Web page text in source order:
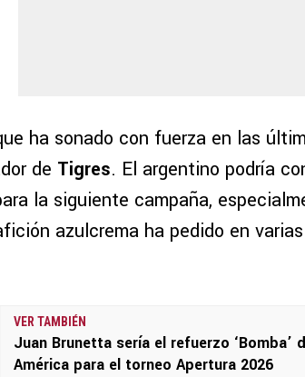
ha sonado con fuerza en las
de Tigres. El argentino podría
la siguiente campaña,
azulcrema ha pedido en
VER TAMBIÉN
Juan Brunetta sería el refuerzo ‘Bomba’
América para el torneo Apertura 2026